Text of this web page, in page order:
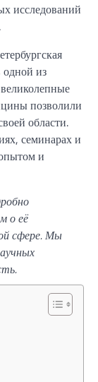
исследований
одной из
позволили
области.
семинарах и
и
о её
сфере. Мы